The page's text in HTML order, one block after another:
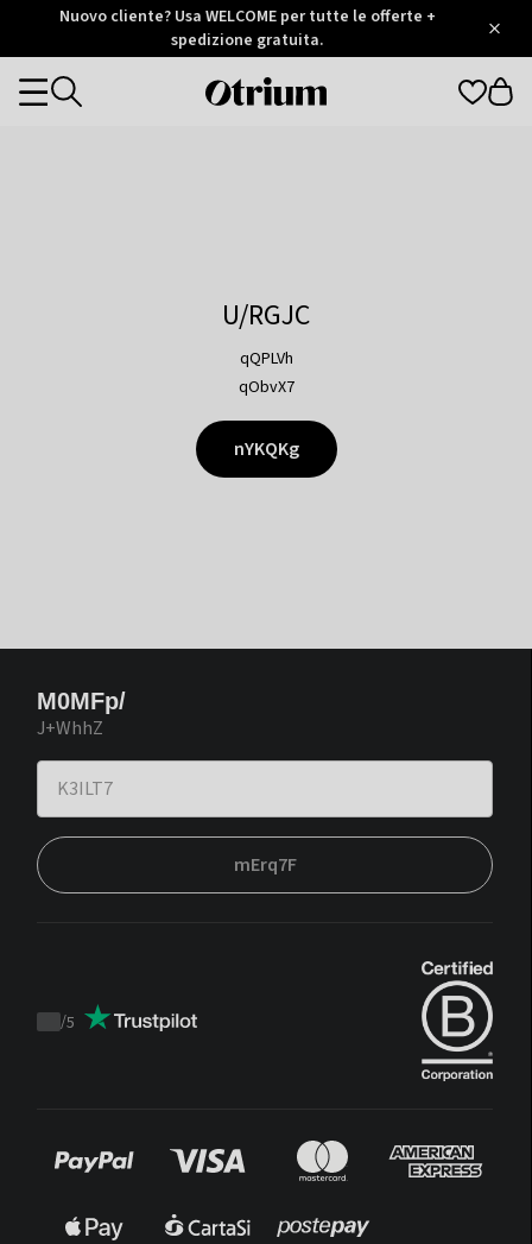
Otrium
Trustpilot
Nuovo cliente? Usa WELCOME per tutte le offerte +
spedizione gratuita.
Otrium
Categories
U/RGJC
qQPLVh
qObvX7
nYKQKg
M0MFp/
J+WhhZ
mErq7F
Trustpilot
/5